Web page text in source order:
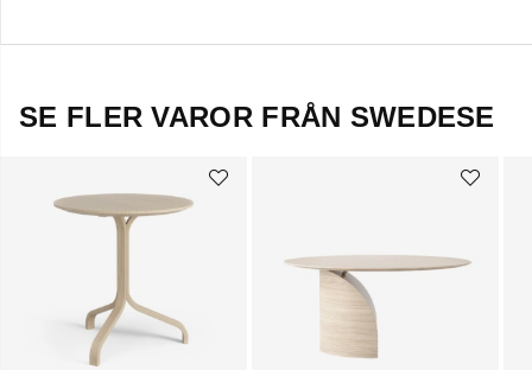
SE FLER VAROR FRÅN SWEDESE